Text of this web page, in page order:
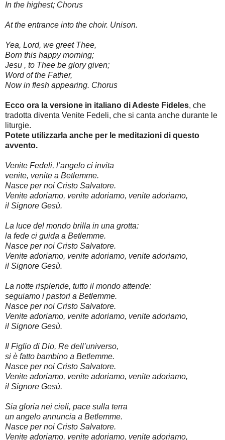
In the highest; Chorus
At the entrance into the choir. Unison.
Yea, Lord, we greet Thee,
Born this happy morning;
Jesu , to Thee be glory given;
Word of the Father,
Now in flesh appearing. Chorus
Ecco ora la versione in italiano di Adeste Fideles, che
tradotta diventa Venite Fedeli, che si canta anche durante le
liturgie.
Potete utilizzarla anche per le meditazioni di questo
avvento.
Venite Fedeli, l’angelo ci invita
venite, venite a Betlemme.
Nasce per noi Cristo Salvatore.
Venite adoriamo, venite adoriamo, venite adoriamo,
il Signore Gesù.
La luce del mondo brilla in una grotta:
la fede ci guida a Betlemme.
Nasce per noi Cristo Salvatore.
Venite adoriamo, venite adoriamo, venite adoriamo,
il Signore Gesù.
La notte risplende, tutto il mondo attende:
seguiamo i pastori a Betlemme.
Nasce per noi Cristo Salvatore.
Venite adoriamo, venite adoriamo, venite adoriamo,
il Signore Gesù.
Il Figlio di Dio, Re dell’universo,
si è fatto bambino a Betlemme.
Nasce per noi Cristo Salvatore.
Venite adoriamo, venite adoriamo, venite adoriamo,
il Signore Gesù.
Sia gloria nei cieli, pace sulla terra
un angelo annuncia a Betlemme.
Nasce per noi Cristo Salvatore.
Venite adoriamo, venite adoriamo, venite adoriamo,